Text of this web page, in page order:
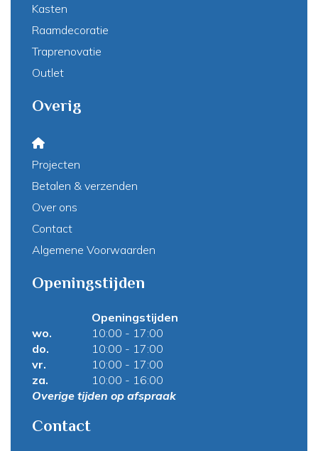
Kasten
Raamdecoratie
Traprenovatie
Outlet
Overig
Projecten
Betalen & verzenden
Over ons
Contact
Algemene Voorwaarden
Openingstijden
Openingstijden
wo.
10:00 - 17:00
do.
10:00 - 17:00
vr.
10:00 - 17:00
za.
10:00 - 16:00
Overige tijden op afspraak
Contact